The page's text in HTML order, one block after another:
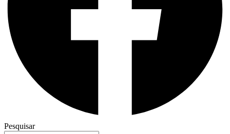
Pesquisar